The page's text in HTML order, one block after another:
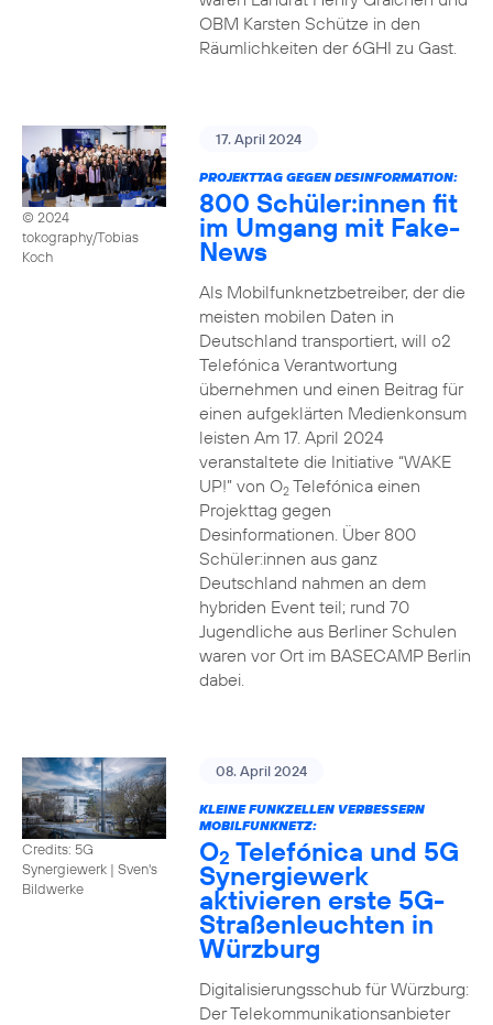
OBM Karsten Schütze in den
Räumlichkeiten der 6GHI zu Gast.
© 2024
tokography/Tobias
Koch
17. April 2024
PROJEKTTAG GEGEN DESINFORMATION:
800 Schüler:innen fit
im Umgang mit Fake-
News
Als Mobilfunknetzbetreiber, der die
meisten mobilen Daten in
Deutschland transportiert, will o2
Telefónica Verantwortung
übernehmen und einen Beitrag für
einen aufgeklärten Medienkonsum
leisten Am 17. April 2024
veranstaltete die Initiative “WAKE
UP!” von O2Telefónica einen
Projekttag gegen
Desinformationen. Über 800
Schüler:innen aus ganz
Deutschland nahmen an dem
hybriden Event teil; rund 70
Jugendliche aus Berliner Schulen
waren vor Ort im BASECAMP Berlin
dabei.
Credits: 5G
Synergiewerk | Sven's
Bildwerke
08. April 2024
KLEINE FUNKZELLEN VERBESSERN
MOBILFUNKNETZ:
O2 Telefónica und 5G
Synergiewerk
aktivieren erste 5G-
Straßenleuchten in
Würzburg
Digitalisierungsschub für Würzburg:
Der Telekommunikationsanbieter